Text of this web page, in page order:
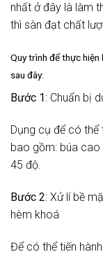
nhất ở đây là làm
thì sàn đạt chất
Quy trình để thực
sau đây:
Bước 1 : Chuẩn bị
Dụng cụ để có
bao gồm: búa
45 độ.
Bước 2: Xử lí bề
hèm khoá
Để có thể tiến